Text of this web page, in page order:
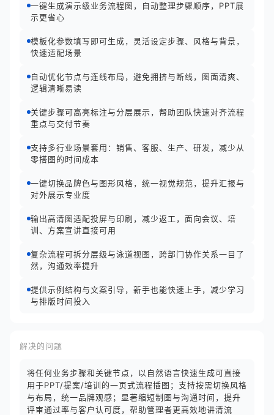
一键生成演示级业务流程图，自动整理步骤顺序，PPT展
示更省心
模板化参数填写即可生成，灵活设定步骤、风格与背景，
快速适配场景
自动优化节点与连线布局，避免拥挤与断线，图面清爽、
逻辑清晰易读
关键步骤可高亮标注与分层展示，帮助团队快速对齐流程
重点与交付节奏
支持多行业场景套用：销售、客服、生产、研发，减少从
零搭图的时间成本
一键切换品牌色与图形风格，统一视觉规范，提升汇报与
对外展示专业度
输出高清图适配投屏与印刷，减少返工，面向会议、培
训、方案宣讲直接可用
复杂流程可拆分层级与泳道视图，跨部门协作关系一目了
然，沟通效率提升
提供示例结构与文案引导，新手也能快速上手，减少学习
与排版时间投入
解决的问题
将任何业务步骤和关键节点，以自然语言快速生成可直接
用于PPT/提案/培训的一页式流程插图；支持按需切换风格
与布局，统一品牌观感；显著缩短制图与沟通时间，提升
评审通过率与客户认可度，帮助管理者更高效地讲清流